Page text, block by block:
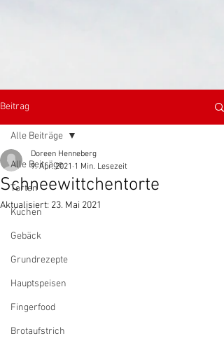
Beitrag
Alle Beiträge
Torten
Kuchen
Gebäck
Grundrezepte
Hauptspeisen
Fingerfood
Brotaufstrich
Alle Beiträge
Schneewittchentorte
Doreen Henneberg
9. Apr. 2021 1 Min. Lesezeit
Aktualisiert: 23. Mai 2021